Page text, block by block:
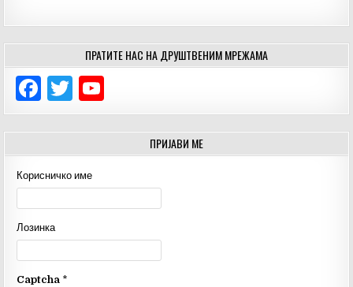
ПРАТИТЕ НАС НА ДРУШТВЕНИМ МРЕЖАМА
F
a
c
e
b
o
o
k
T
w
it
te
r
o
u
T
u
b
e
C
ПРИЈАВИ МЕ
Корисничко име
Лозинка
Captcha *